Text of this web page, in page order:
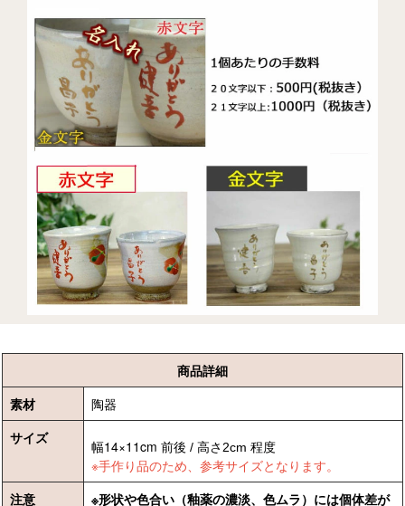
商品詳細
素材
陶器
サイズ
​​​​​​​幅14×11cm 前後 / 高さ2cm 程度
※手作り品のため、参考サイズとなります。
注意
※形状や色合い（釉薬の濃淡、色ムラ）には個体差が